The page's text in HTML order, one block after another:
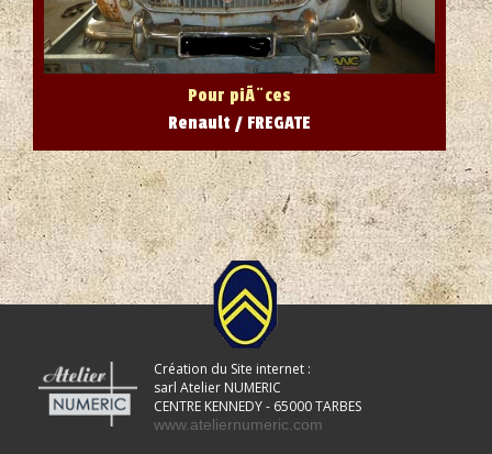
Pour piÃ¨ces
Renault / FREGATE
Création du Site internet :
sarl Atelier NUMERIC
CENTRE KENNEDY - 65000 TARBES
www.ateliernumeric.com